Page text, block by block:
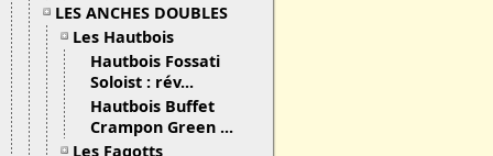
LES ANCHES DOUBLES
Les Hautbois
Hautbois Fossati
Soloist : rév...
Hautbois Buffet
Crampon Green ...
Les Fagotts